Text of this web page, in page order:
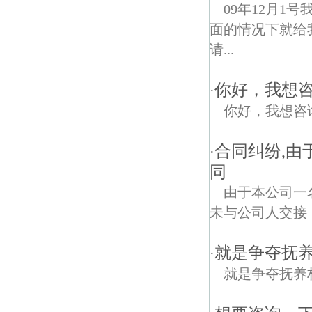
09年12月1号
面的情况下就给
请...
·你好，我想
你好，我想咨
·合同纠纷,由
同
由于本公司
未与公司人交
·就是争夺抚
就是争夺抚